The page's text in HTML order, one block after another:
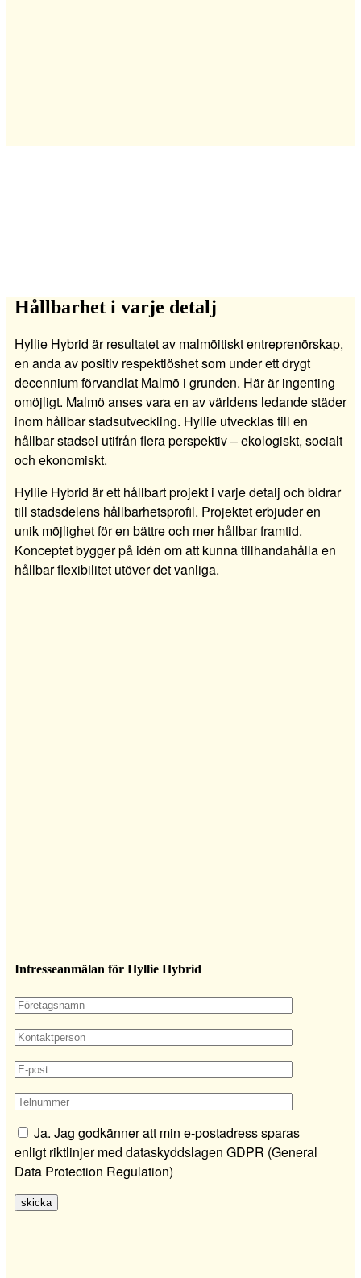
Hållbarhet i varje detalj
Hyllie Hybrid är resultatet av malmöitiskt entreprenörskap,
en anda av positiv respektlöshet som under ett drygt
decennium förvandlat Malmö i grunden. Här är ingenting
omöjligt. Malmö anses vara en av världens ledande städer
inom hållbar stadsutveckling. Hyllie utvecklas till en
hållbar stadsel utifrån flera perspektiv – ekologiskt, socialt
och ekonomiskt.
Hyllie Hybrid är ett hållbart projekt i varje detalj och bidrar
till stadsdelens hållbarhetsprofil. Projektet erbjuder en
unik möjlighet för en bättre och mer hållbar framtid.
Konceptet bygger på idén om att kunna tillhandahålla en
hållbar flexibilitet utöver det vanliga.
Intresseanmälan för Hyllie Hybrid
Ja. Jag godkänner att min e-postadress sparas
enligt riktlinjer med dataskyddslagen GDPR (General
Data Protection Regulation)